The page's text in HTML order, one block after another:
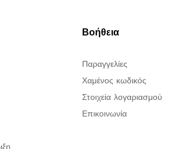
Βοήθεια
Παραγγελίες
Χαμένος κωδικός
Στοιχεία λογαριασμού
Επικοινωνία